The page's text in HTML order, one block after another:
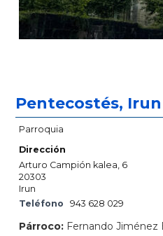
Pentecostés, Irun
Parroquia
Dirección
Arturo Campión kalea, 6
20303
Irun
Teléfono
943 628 029
Párroco: Fernando Jiménez